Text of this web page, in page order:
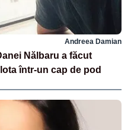
Andreea Damian
Nălbaru a făcut
într-un cap de pod